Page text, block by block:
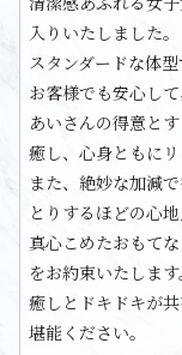
入りいたしました。
スタンダードな体
お客様でも安心し
あいさんの得意と
癒し、心身ともにリ
また、絶妙な加減
とりするほどの心地
真心こめたおもて
をお約束いたします
癒しとドキドキが
堪能ください。